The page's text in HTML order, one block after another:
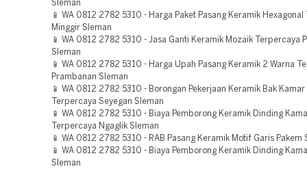
Sleman
📱 WA 0812 2782 5310 - Harga Paket Pasang Keramik
Minggir Sleman
📱 WA 0812 2782 5310 - Jasa Ganti Keramik Mozaik Terpercaya
Sleman
📱 WA 0812 2782 5310 - Harga Upah Pasang Keramik 2 Warna
Prambanan Sleman
📱 WA 0812 2782 5310 - Borongan Pekerjaan Keramik Bak Kamar
Terpercaya Seyegan Sleman
📱 WA 0812 2782 5310 - Biaya Pemborong Keramik Dinding
Terpercaya Ngaglik Sleman
📱 WA 0812 2782 5310 - RAB Pasang Keramik Motif Garis Pakem
📱 WA 0812 2782 5310 - Biaya Pemborong Keramik Dinding
Sleman